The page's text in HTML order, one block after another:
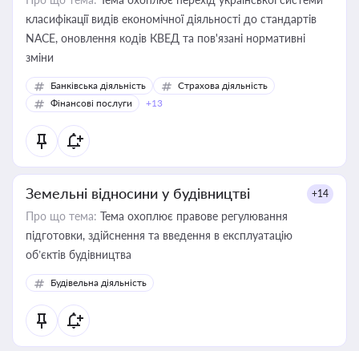
класифікації видів економічної діяльності до стандартів
NACE, оновлення кодів КВЕД та пов'язані нормативні
зміни
Банківська діяльність
Страхова діяльність
Фінансові послуги
+13
Земельні відносини у будівництві +14
Про що тема: Тема охоплює правове регулювання
підготовки, здійснення та введення в експлуатацію
об’єктів будівництва
Будівельна діяльність